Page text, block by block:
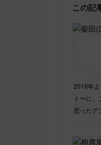
この記
2018年
トーに
思ったア